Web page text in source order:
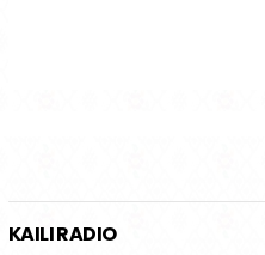
KAILI RADIO